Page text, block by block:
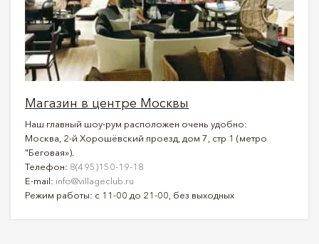
Магазин в центре Москвы
Наш главный шоу-рум расположен очень удобно:
Москва, 2-й Хорошёвский проезд, дом 7, стр 1 (метро
"Беговая»).
Телефон: 8(495)150-19-18
E-mail: info@villageclub.ru
Режим работы: с 11-00 до 21-00, без выходных